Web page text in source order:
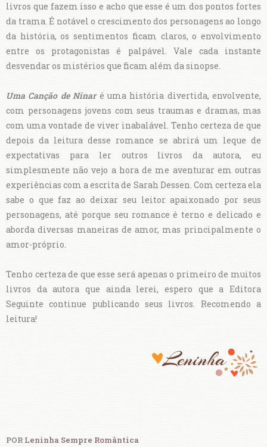
livros que fazem isso e acho que esse é um dos pontos fortes
da trama. É notável o crescimento dos personagens ao longo
da história, os sentimentos ficam claros, o envolvimento
entre os protagonistas é palpável. Vale cada instante
desvendar os mistérios que ficam além da sinopse.
Uma Canção de Ninaré uma história divertida, envolvente,
com personagens jovens com seus traumas e dramas, mas
com uma vontade de viver inabalável. Tenho certeza de que
depois da leitura desse romance se abrirá um leque de
expectativas para ler outros livros da autora, eu
simplesmente não vejo a hora de me aventurar em outras
experiências com a escrita de Sarah Dessen. Com certeza ela
sabe o que faz ao deixar seu leitor apaixonado por seus
personagens, até porque seu romance é terno e delicado e
aborda diversas maneiras de amor, mas principalmente o
amor-próprio.
Tenho certeza de que esse será apenas o primeiro de muitos
livros da autora que ainda lerei, espero que a Editora
Seguinte continue publicando seus livros. Recomendo a
leitura!
POR Leninha Sempre Romântica